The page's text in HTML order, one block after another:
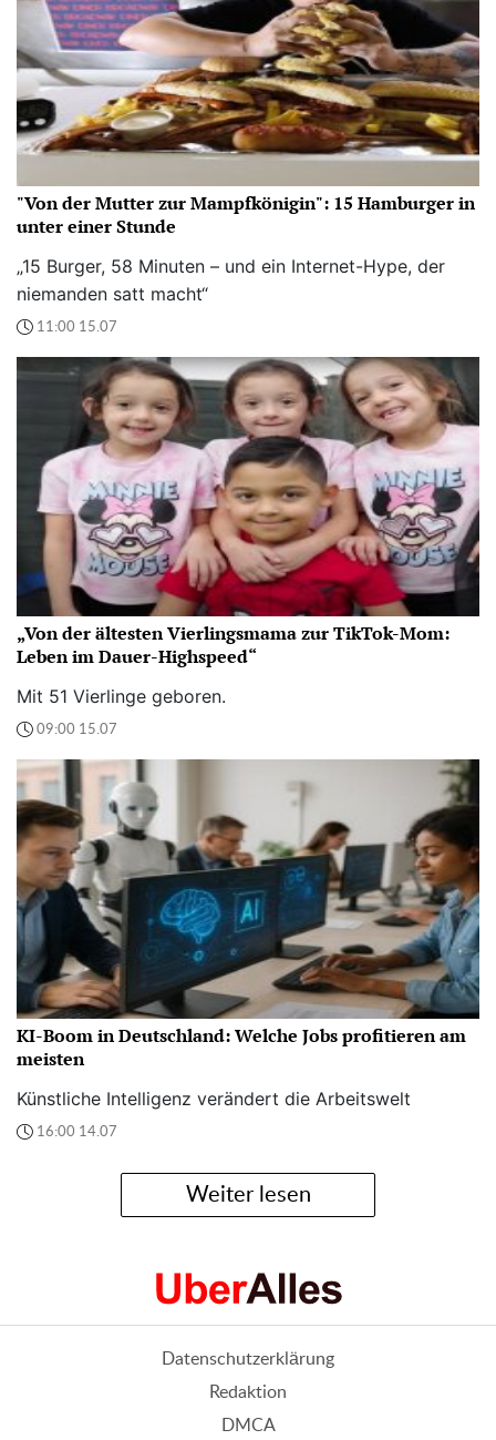
"Von der Mutter zur Mampfkönigin": 15 Hamburger in
unter einer Stunde
„15 Burger, 58 Minuten – und ein Internet-Hype, der
niemanden satt macht“
11:00 15.07
„Von der ältesten Vierlingsmama zur TikTok-Mom:
Leben im Dauer-Highspeed“
Mit 51 Vierlinge geboren.
09:00 15.07
KI-Boom in Deutschland: Welche Jobs profitieren am
meisten
Künstliche Intelligenz verändert die Arbeitswelt
16:00 14.07
Weiter lesen
Datenschutzerklärung
Redaktion
DMCA